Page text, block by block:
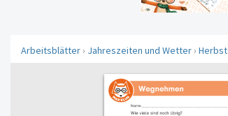
Arbeitsblätter › Jahreszeiten und Wetter › Herbst